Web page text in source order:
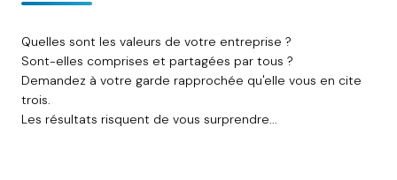
Quelles sont les valeurs de votre entreprise ?
Sont-elles comprises et partagées par tous ?
Demandez à votre garde rapprochée qu'elle vous en cite
trois.
Les résultats risquent de vous surprendre...